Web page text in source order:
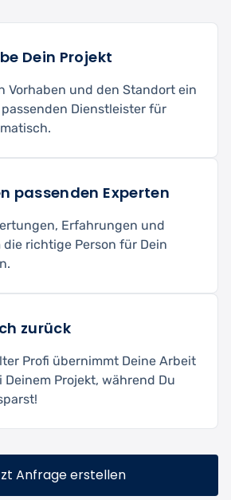
Dein Projekt
Vorhaben und den Standort ein
Dienstleister für
passenden Experten
Erfahrungen und
die richtige Person für Dein
zurück
Profi übernimmt Deine Arbeit
Projekt, während Du
Anfrage erstellen